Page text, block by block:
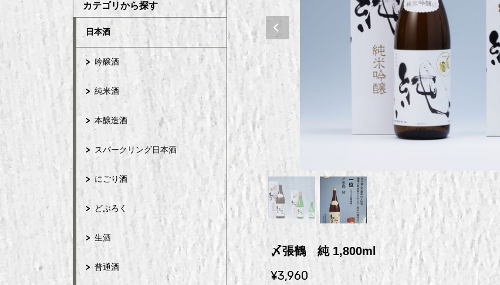
カテゴリから探す
日本酒
吟醸酒
純米酒
本醸造酒
スパークリング日本酒
にごり酒
どぶろく
生酒
普通酒
〆張鶴 純 1,800ml
¥3,960